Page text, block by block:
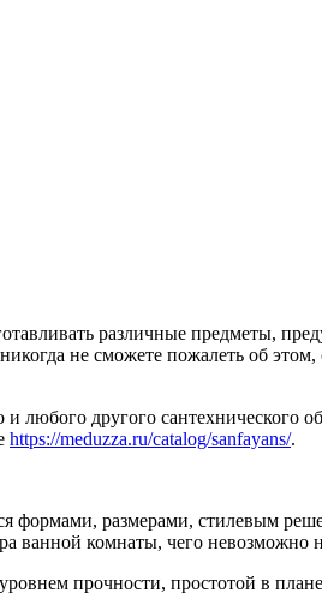
различные предметы,
не сможете пожалеть об
другого сантехнического
https://meduzza.ru/catalog/sanfayans/.
формами, размерами, стилевым
ванной комнаты, чего невозможно
прочности, простотой в